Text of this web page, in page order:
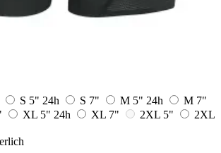
S 5" 24h S 7" M 5" 24h
M 7"
XL 5" 24h XL 7" 2XL 5"
2XL